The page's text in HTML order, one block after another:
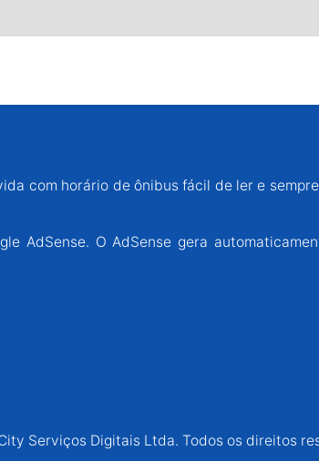
com horário de ônibus fácil de ler e
AdSense. O AdSense gera
Serviços Digitais Ltda. Todos os direitos